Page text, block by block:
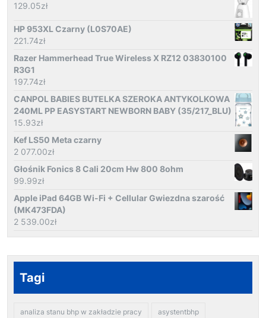
129.05zł
HP 953XL Czarny (L0S70AE)
221.74zł
Razer Hammerhead True Wireless X RZ12 03830100
R3G1
197.74zł
CANPOL BABIES BUTELKA SZEROKA ANTYKOLKOWA
240ML PP EASYSTART NEWBORN BABY (35/217_BLU)
15.93zł
Kef LS50 Meta czarny
2 077.00zł
Głośnik Fonics 8 Cali 20cm Hw 800 8ohm
99.99zł
Apple iPad 64GB Wi-Fi + Cellular Gwiezdna szarość
(MK473FDA)
2 539.00zł
Tagi
analiza stanu bhp w zakładzie pracy asystentbhp